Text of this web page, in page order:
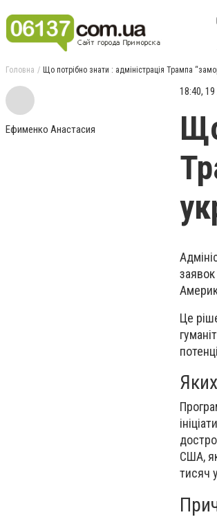
Головна Що потрібно знати : адміністрація Трампа
Ефименко Анастасия
18:40,
заявок
Це
США,
тисяч